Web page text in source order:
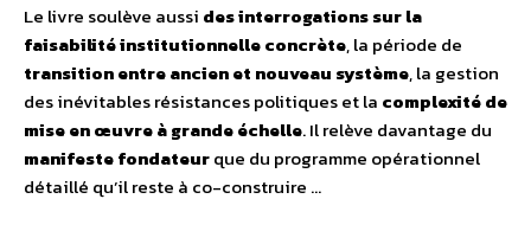
Le livre soulève aussi des interrogations sur la
faisabilité institutionnelle concrète, la période de
transition entre ancien et nouveau système, la gestion
des inévitables résistances politiques et la complexité de
mise en œuvre à grande échelle. Il relève davantage du
manifeste fondateurque du programme opérationnel
détaillé qu’il reste à co-construire …